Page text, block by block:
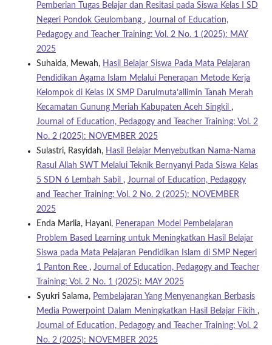
Pemberian Tugas Belajar dan Resitasi pada Siswa Kelas I SD
Negeri Pondok Geulombang , Journal of Education,
Pedagogy and Teacher Training: Vol. 2 No. 1 (2025): MAY
2025
Suhaida, Mewah, Hasil Belajar Siswa Pada Mata Pelajaran
Pendidikan Agama Islam Melalui Penerapan Metode Kerja
Kelompok di Kelas IX SMP Darulmuta’allimin Tanah Merah
Kecamatan Gunung Meriah Kabupaten Aceh Singkil ,
Journal of Education, Pedagogy and Teacher Training: Vol. 2
No. 2 (2025): NOVEMBER 2025
Sulastri, Rasyidah, Hasil Belajar Menyebutkan Nama-Nama
Rasul Allah SWT Melalui Teknik Bernyanyi Pada Siswa Kelas
5 SDN 6 Lembah Sabil , Journal of Education, Pedagogy
and Teacher Training: Vol. 2 No. 2 (2025): NOVEMBER
2025
Enda Marlia, Hayani, Penerapan Model Pembelajaran
Problem Based Learning untuk Meningkatkan Hasil Belajar
Siswa pada Mata Pelajaran Pendidikan Islam di SMP Negeri
1 Panton Ree , Journal of Education, Pedagogy and Teacher
Training: Vol. 2 No. 1 (2025): MAY 2025
Syukri Salama, Pembelajaran Yang Menyenangkan Berbasis
Media Powerpoint Dalam Meningkatkan Hasil Belajar Fikih ,
Journal of Education, Pedagogy and Teacher Training: Vol. 2
No. 2 (2025): NOVEMBER 2025